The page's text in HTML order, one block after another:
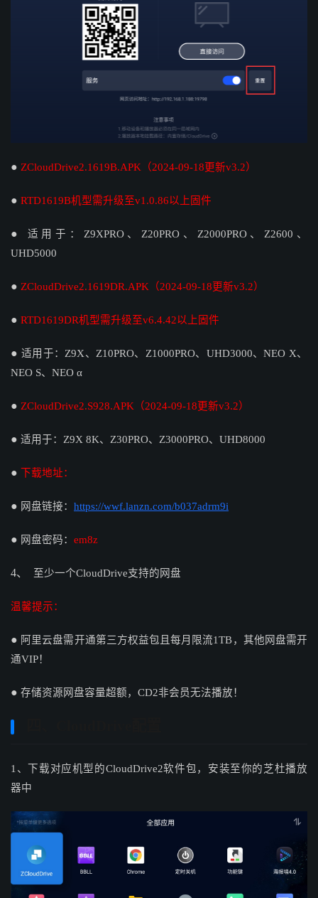
● ZCloudDrive2.1619B.APK（2024-09-18更新v3.2）
● RTD1619B机型需升级至v1.0.86以上固件
●
适用于：Z9XPRO、Z20PRO、Z2000PRO、Z2600、
UHD5000
● ZCloudDrive2.1619DR.APK（2024-09-18更新v3.2）
● RTD1619DR机型需升级至v6.4.42以上固件
● 适用于：Z9X、Z10PRO、Z1000PRO、UHD3000、NEO X、
NEO S、NEO α
● ZCloudDrive2.S928.APK （2024-09-18更新v3.2）
● 适用于：Z9X 8K、Z30PRO、Z3000PRO、UHD8000
● 下载地址：
● 网盘链接： https://wwf.lanzn.com/b037adrm9i
● 网盘密码： em8z
4、 至少一个CloudDrive支持的网盘
温馨提示：
● 阿里云盘需开通第三方权益包且每月限流1TB，其他网盘需开
通VIP！
● 存储资源网盘容量超额， CD2非会员无法播放！
1、下载对应机型的CloudDrive2软件包，安装至你的芝杜播放
器中